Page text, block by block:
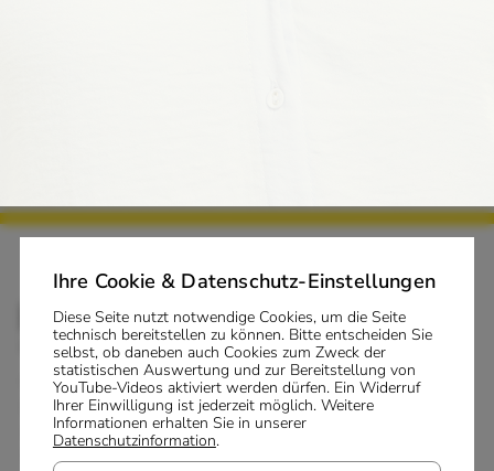
Produkt + Markt
Otto-Lilienthal-Straße 15
49134 Wallenhorst
Telefon: +49 5407885-0
Ihre Cookie & Datenschutz-Einstellungen
Diese Seite nutzt notwendige Cookies, um die Seite
technisch bereitstellen zu können. Bitte entscheiden Sie
selbst, ob daneben auch Cookies zum Zweck der
statistischen Auswertung und zur Bereitstellung von
YouTube-Videos aktiviert werden dürfen. Ein Widerruf
Ihrer Einwilligung ist jederzeit möglich. Weitere
Informationen erhalten Sie in unserer
Datenschutzinformation.